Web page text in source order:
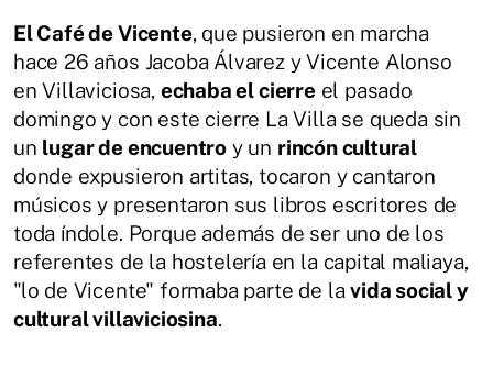
El Café de Vicente, que pusieron en marcha
hace 26 años Jacoba Álvarez y Vicente Alonso
en Villaviciosa, echaba el cierreel pasado
domingo y con este cierre La Villa se queda sin
un lugar de encuentro y un rincón cultural
donde expusieron artitas, tocaron y cantaron
músicos y presentaron sus libros escritores de
toda índole. Porque además de ser uno de los
referentes de la hostelería en la capital maliaya,
"lo de Vicente" formaba parte de lavida social y
cultural villaviciosina.